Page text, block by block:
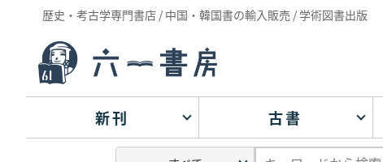
歴史・考古学専門書店 / 中国・韓国書の輸入販売 / 学術図書出版
新刊 古書